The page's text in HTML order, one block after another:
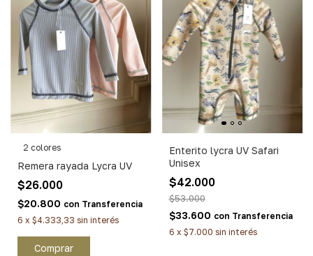
2 colores
Remera rayada Lycra UV
$26.000
$20.800 con Transferencia
6 x $4.333,33 sin interés
Comprar
Enterito lycra UV Safari
Unisex
$42.000
$53.000
$33.600 con Transferencia
6 x $7.000 sin interés